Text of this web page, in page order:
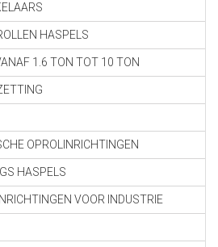
HASPELS
1.6 TON TOT 10 TON
OPROLINRICHTINGEN
HASPELS
VOOR INDUSTRIE